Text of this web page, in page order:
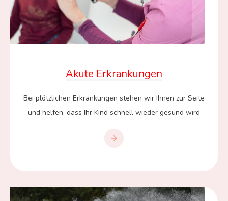
Akute Erkrankungen
Bei plötzlichen Erkrankungen stehen wir Ihnen zur Seite
und helfen, dass Ihr Kind schnell wieder gesund wird